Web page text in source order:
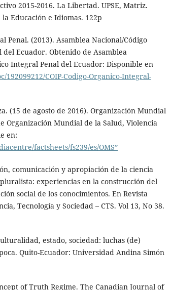
2015-2016. La Libertad. UPSE, Matriz.
Educación e Idiomas. 122p
Penal. (2013). Asamblea Nacional/Código
Ecuador. Obtenido de Asamblea
Integral Penal del Ecuador: Disponible en
192099212/COIP-Codigo-Organico-Integral-
(15 de agosto de 2016). Organización Mundial
Organización Mundial de la Salud, Violencia
en:
factsheets/fs239/es/OMS”
comunicación y apropiación de la ciencia
experiencias en la construcción del
social de los conocimientos. En Revista
Tecnología y Sociedad – CTS. Vol 13, No 38.
estado, sociedad: luchas (de)
Quito-Ecuador: Universidad Andina Simón
of Truth Regime. The Canadian Journal of